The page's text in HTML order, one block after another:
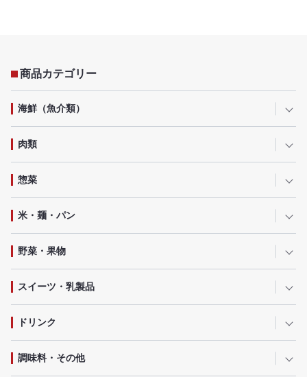
商品カテゴリー
海鮮（魚介類）
肉類
惣菜
米・麺・パン
野菜・果物
スイーツ・乳製品
ドリンク
調味料・その他